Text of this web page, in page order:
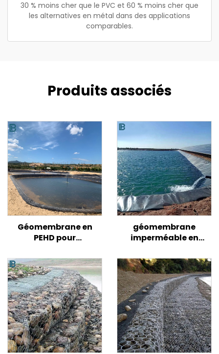
30 % moins cher que le PVC et 60 % moins cher que
les alternatives en métal dans des applications
comparables.
Produits associés
Géomembrane en
PEHD pour
Revêtement d'étang
pour aquarium
Revêtement d'étang
pour crevettes
Revêtement d'étang
Géomembranes
géomembrane
imperméable en
pour réservoir de lac
artificiel, revêtement
de barrage, piscine,
étang à poissons,
ferme, géomembrane
HDPE